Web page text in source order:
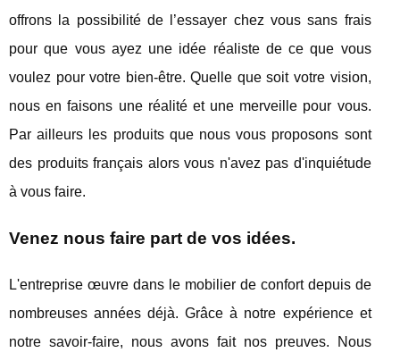
offrons la possibilité de l’essayer chez vous sans frais
pour que vous ayez une idée réaliste de ce que vous
voulez pour votre bien-être. Quelle que soit votre vision,
nous en faisons une réalité et une merveille pour vous.
Par ailleurs les produits que nous vous proposons sont
des produits français alors vous n'avez pas d'inquiétude
à vous faire.
Venez nous faire part de vos idées.
L'entreprise œuvre dans le mobilier de confort depuis de
nombreuses années déjà. Grâce à notre expérience et
notre savoir-faire, nous avons fait nos preuves. Nous